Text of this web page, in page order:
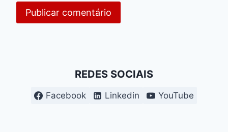
REDES SOCIAIS
Facebook Linkedin YouTube